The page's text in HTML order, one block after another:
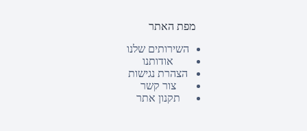
מפת האתר
השירותים שלנו
אודותנו
הצהרת נגישות
צור קשר
תקנון אתר